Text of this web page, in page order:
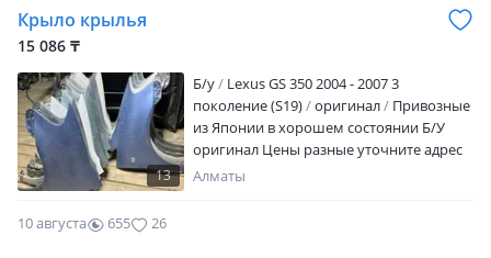
Крыло крылья
15 086 ₸
13
Б/y
Lexus GS 350 2004 - 2007 3
поколение (S19)
оригинал
Привозные
из Японии в хорошем состоянии Б/У
оригинал Цены разные уточните адрес
Талбесик 10
Алматы
10 августа 655 26